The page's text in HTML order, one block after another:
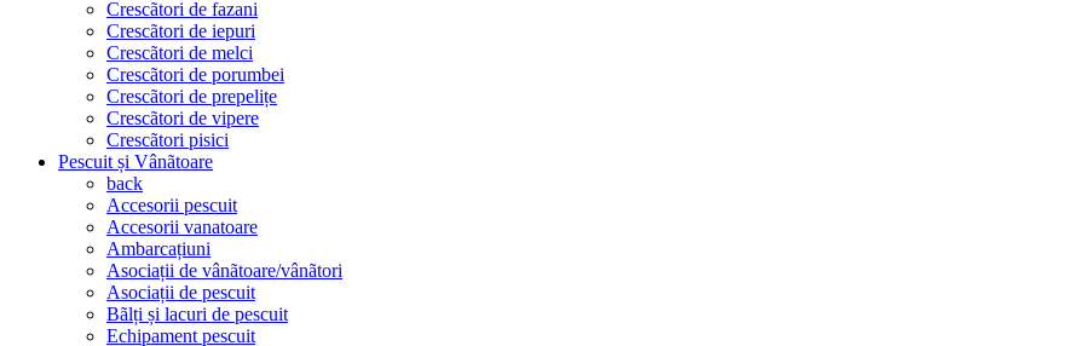
Crescãtori de fazani
Crescãtori de iepuri
Crescãtori de melci
Crescãtori de porumbei
Crescãtori de prepelițe
Crescãtori de vipere
Crescãtori pisici
Pescuit și Vânãtoare
back
Accesorii pescuit
Accesorii vanatoare
Ambarcațiuni
Asociații de vânãtoare/vânãtori
Asociații de pescuit
Bãlți și lacuri de pescuit
Echipament pescuit